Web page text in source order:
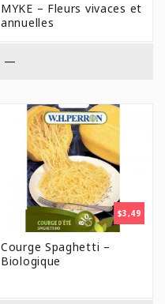
MYKE – Fleurs vivaces et
annuelles
—
$3,49
Courge Spaghetti –
Biologique